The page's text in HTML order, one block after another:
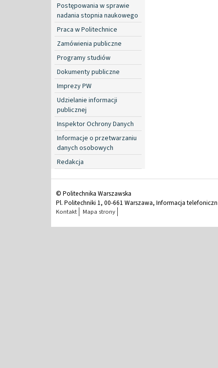
Postępowania w sprawie
nadania stopnia naukowego
Praca w Politechnice
Zamówienia publiczne
Programy studiów
Dokumenty publiczne
Imprezy PW
Udzielanie informacji
publicznej
Inspektor Ochrony Danych
Informacje o przetwarzaniu
danych osobowych
Redakcja
© Politechnika Warszawska
Pl. Politechniki 1, 00-661 Warszawa, Informacja
Kontakt Mapa strony